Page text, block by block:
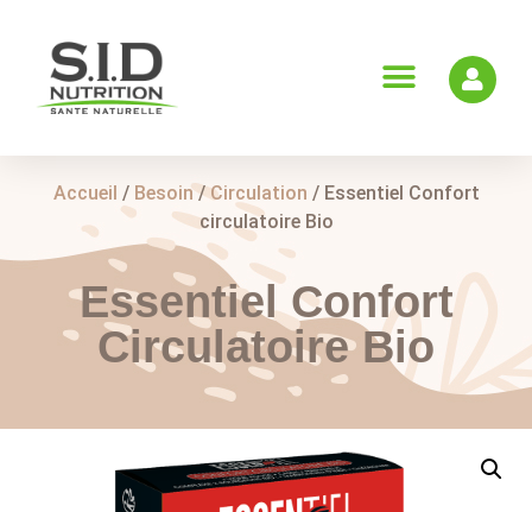
Accueil / Besoin/Circulation / Essentiel Confort
circulatoire Bio
Essentiel Confort
Circulatoire Bio